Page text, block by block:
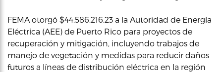
FEMA otorgó $44,586,216.23 a la Autoridad de Energía
Eléctrica (AEE) de Puerto Rico para proyectos de
recuperación y mitigación, incluyendo trabajos de
manejo de vegetación y medidas para reducir daños
futuros a líneas de distribución eléctrica en la región